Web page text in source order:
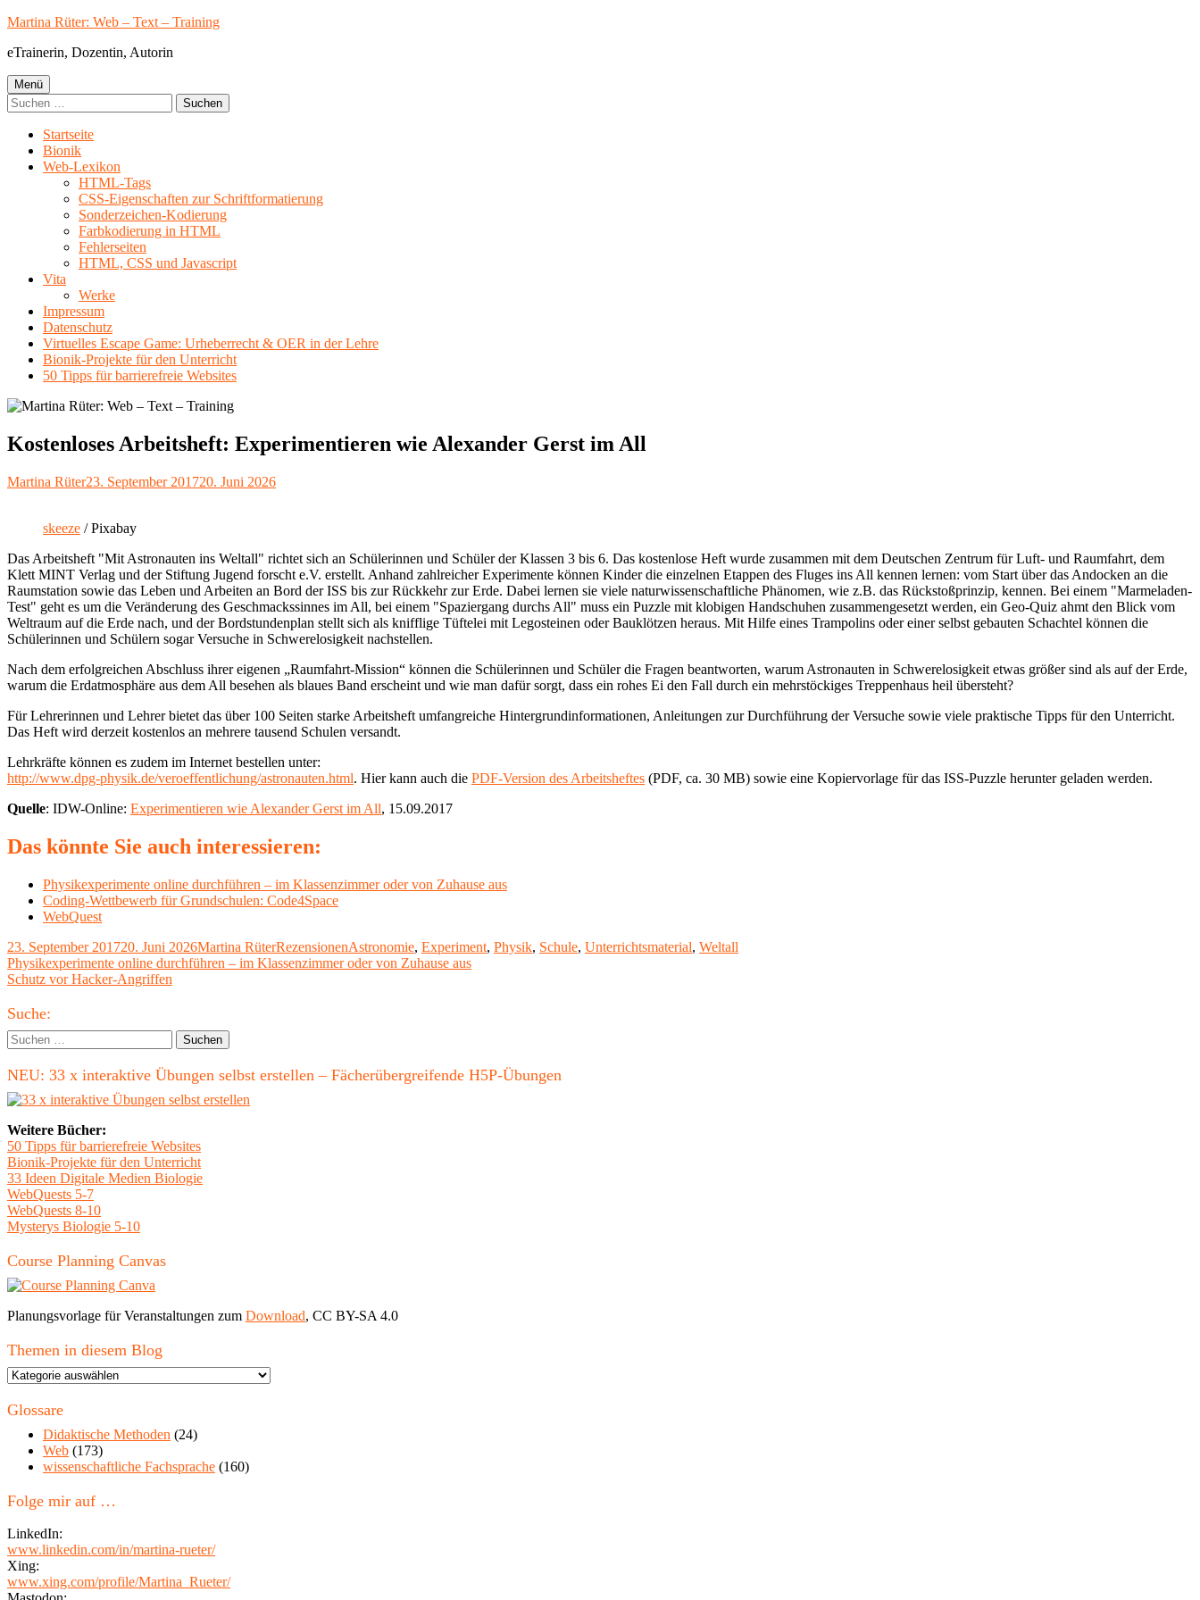
Springe
Inhalt
Martina Rüter: Web – Text – Training
eTrainerin, Dozentin, Autorin
Primäres
Menü
Menü
Suchen
nach:
Startseite
Bionik
Web-Lexikon
HTML-Tags
CSS-Eigenschaften zur Schriftformatierung
Sonderzeichen-Kodierung
Farbkodierung in HTML
Fehlerseiten
HTML, CSS und Javascript
Vita
Werke
Impressum
Datenschutz
Virtuelles Escape Game: Urheberrecht & OER in der Lehre
Bionik-Projekte für den Unterricht
50 Tipps für barrierefreie Websites
Kostenloses Arbeitsheft: Experimentieren wie Alexander Gerst im All
Autor
Martina RüterVeröffentlicht
23. September 201720. Juni 2026
skeeze / Pixabay
Das Arbeitsheft "Mit Astronauten ins Weltall" richtet sich an Schülerinnen und Schüler der Klassen 3 bis 6. Das kostenlose Heft wurde zusammen mit dem Deutschen Zentrum für Luft- und Raumfahrt, dem
Klett MINT Verlag und der Stiftung Jugend forscht e.V. erstellt. Anhand zahlreicher Experimente können Kinder die einzelnen Etappen des Fluges ins All kennen lernen: vom Start über das Andocken an die
Raumstation sowie das Leben und Arbeiten an Bord der ISS bis zur Rückkehr zur Erde. Dabei lernen sie viele naturwissenschaftliche Phänomen, wie z.B. das Rückstoßprinzip, kennen. Bei einem "Marmeladen-
Test" geht es um die Veränderung des Geschmackssinnes im All, bei einem "Spaziergang durchs All" muss ein Puzzle mit klobigen Handschuhen zusammengesetzt werden, ein Geo-Quiz ahmt den Blick vom
Weltraum auf die Erde nach, und der Bordstundenplan stellt sich als knifflige Tüftelei mit Legosteinen oder Bauklötzen heraus. Mit Hilfe eines Trampolins oder einer selbst gebauten Schachtel können die
Schülerinnen und Schülern sogar Versuche in Schwerelosigkeit nachstellen.
Nach dem erfolgreichen Abschluss ihrer eigenen „Raumfahrt-Mission“ können die Schülerinnen und Schüler die Fragen beantworten, warum Astronauten in Schwerelosigkeit etwas größer sind als auf der Erde,
warum die Erdatmosphäre aus dem All besehen als blaues Band erscheint und wie man dafür sorgt, dass ein rohes Ei den Fall durch ein mehrstöckiges Treppenhaus heil übersteht?
Für Lehrerinnen und Lehrer bietet das über 100 Seiten starke Arbeitsheft umfangreiche Hintergrundinformationen, Anleitungen zur Durchführung der Versuche sowie viele praktische Tipps für den Unterricht.
Das Heft wird derzeit kostenlos an mehrere tausend Schulen versandt.
Lehrkräfte können es zudem im Internet bestellen unter:
http://www.dpg-physik.de/veroeffentlichung/astronauten.html. Hier kann auch die PDF-Version des Arbeitsheftes (PDF, ca. 30 MB) sowie eine Kopiervorlage für das ISS-Puzzle herunter geladen werden.
Quelle: IDW-Online: Experimentieren wie Alexander Gerst im All, 15.09.2017
Das könnte Sie auch interessieren:
Physikexperimente online durchführen – im Klassenzimmer oder von Zuhause aus
Coding-Wettbewerb für Grundschulen: Code4Space
WebQuest
Veröffentlicht
am
23. September 201720. Juni 2026Autor
Martina RüterKategorien
RezensionenSchlagwörter
Astronomie, Experiment, Physik, Schule, Unterrichtsmaterial, Weltall
Beitragsnavigation
Vorheriger
Beitrag:
Physikexperimente online durchführen – im Klassenzimmer oder von Zuhause aus
Nächster
Schutz vor Hacker-Angriffen
Haupt-
Seitenleiste
Suche:
Suchen
nach:
NEU: 33 x interaktive Übungen selbst erstellen – Fächerübergreifende H5P-Übungen
Weitere Bücher:
50 Tipps für barrierefreie Websites
Bionik-Projekte für den Unterricht
33 Ideen Digitale Medien Biologie
WebQuests 5-7
WebQuests 8-10
Mysterys Biologie 5-10
Course Planning Canvas
Planungsvorlage für Veranstaltungen zum Download, CC BY-SA 4.0
Themen in diesem Blog
Themen
diesem
Glossare
Didaktische Methoden (24)
Web (173)
wissenschaftliche Fachsprache (160)
Folge mir auf …
LinkedIn:
www.linkedin.com/in/martina-rueter/
Xing:
www.xing.com/profile/Martina_Rueter/